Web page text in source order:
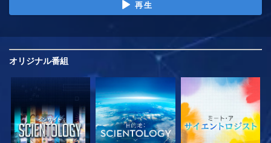
再生
オリジナル番組